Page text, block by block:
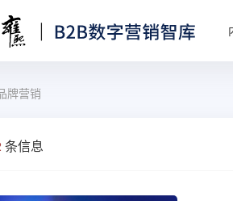
牌营销
条信息